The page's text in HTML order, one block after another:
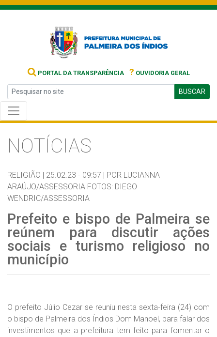
PORTAL DA TRANSPARÊNCIA ? OUVIDORIA GERAL
BUSCAR
NOTÍCIAS
RELIGIÃO | 25.02.23 - 09:57 | POR LUCIANNA
ARAÚJO/ASSESSORIA FOTOS: DIEGO
WENDRIC/ASSESSORIA
Prefeito e bispo de Palmeira se
reúnem para discutir ações
sociais e turismo religioso no
município
O prefeito Júlio Cezar se reuniu nesta sexta-feira (24) com
o bispo de Palmeira dos Índios Dom Manoel, para falar dos
investimentos que a prefeitura tem feito para fomentar o